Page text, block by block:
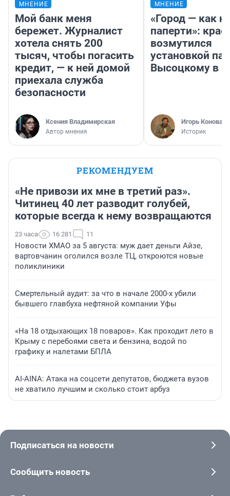
МНЕНИЕ
Мой банк меня
бережет. Журналист
хотела снять 200
тысяч, чтобы погасить
кредит, — к ней домой
приехала служба
безопасности
Ксения Владимирская
Автор мнения
МНЕНИЕ
«Город — как
паперти»:
возмутился
установкой
Высоцкому в
Игорь
Историк
РЕКОМЕНДУЕМ
«Не привози их мне в третий раз».
Читинец 40 лет разводит голубей,
которые всегда к нему возвращаются
23 часа 16 281 11
Новости ХМАО за 5 августа: муж дает деньги Айзе,
вартовчанин оголился возле ТЦ, откроются новые
поликлиники
Смертельный аудит: за что в начале 2000-х убили
бывшего главбуха нефтяной компании Уфы
«На 18 отдыхающих 18 поваров». Как проходит лето в
Крыму с перебоями света и бензина, водой по
графику и налетами БПЛА
AI-AINA: Атака на соцсети депутатов, бюджета вузов
не хватило лучшим и сколько стоит арбуз
Подписаться на новости
Сообщить новость